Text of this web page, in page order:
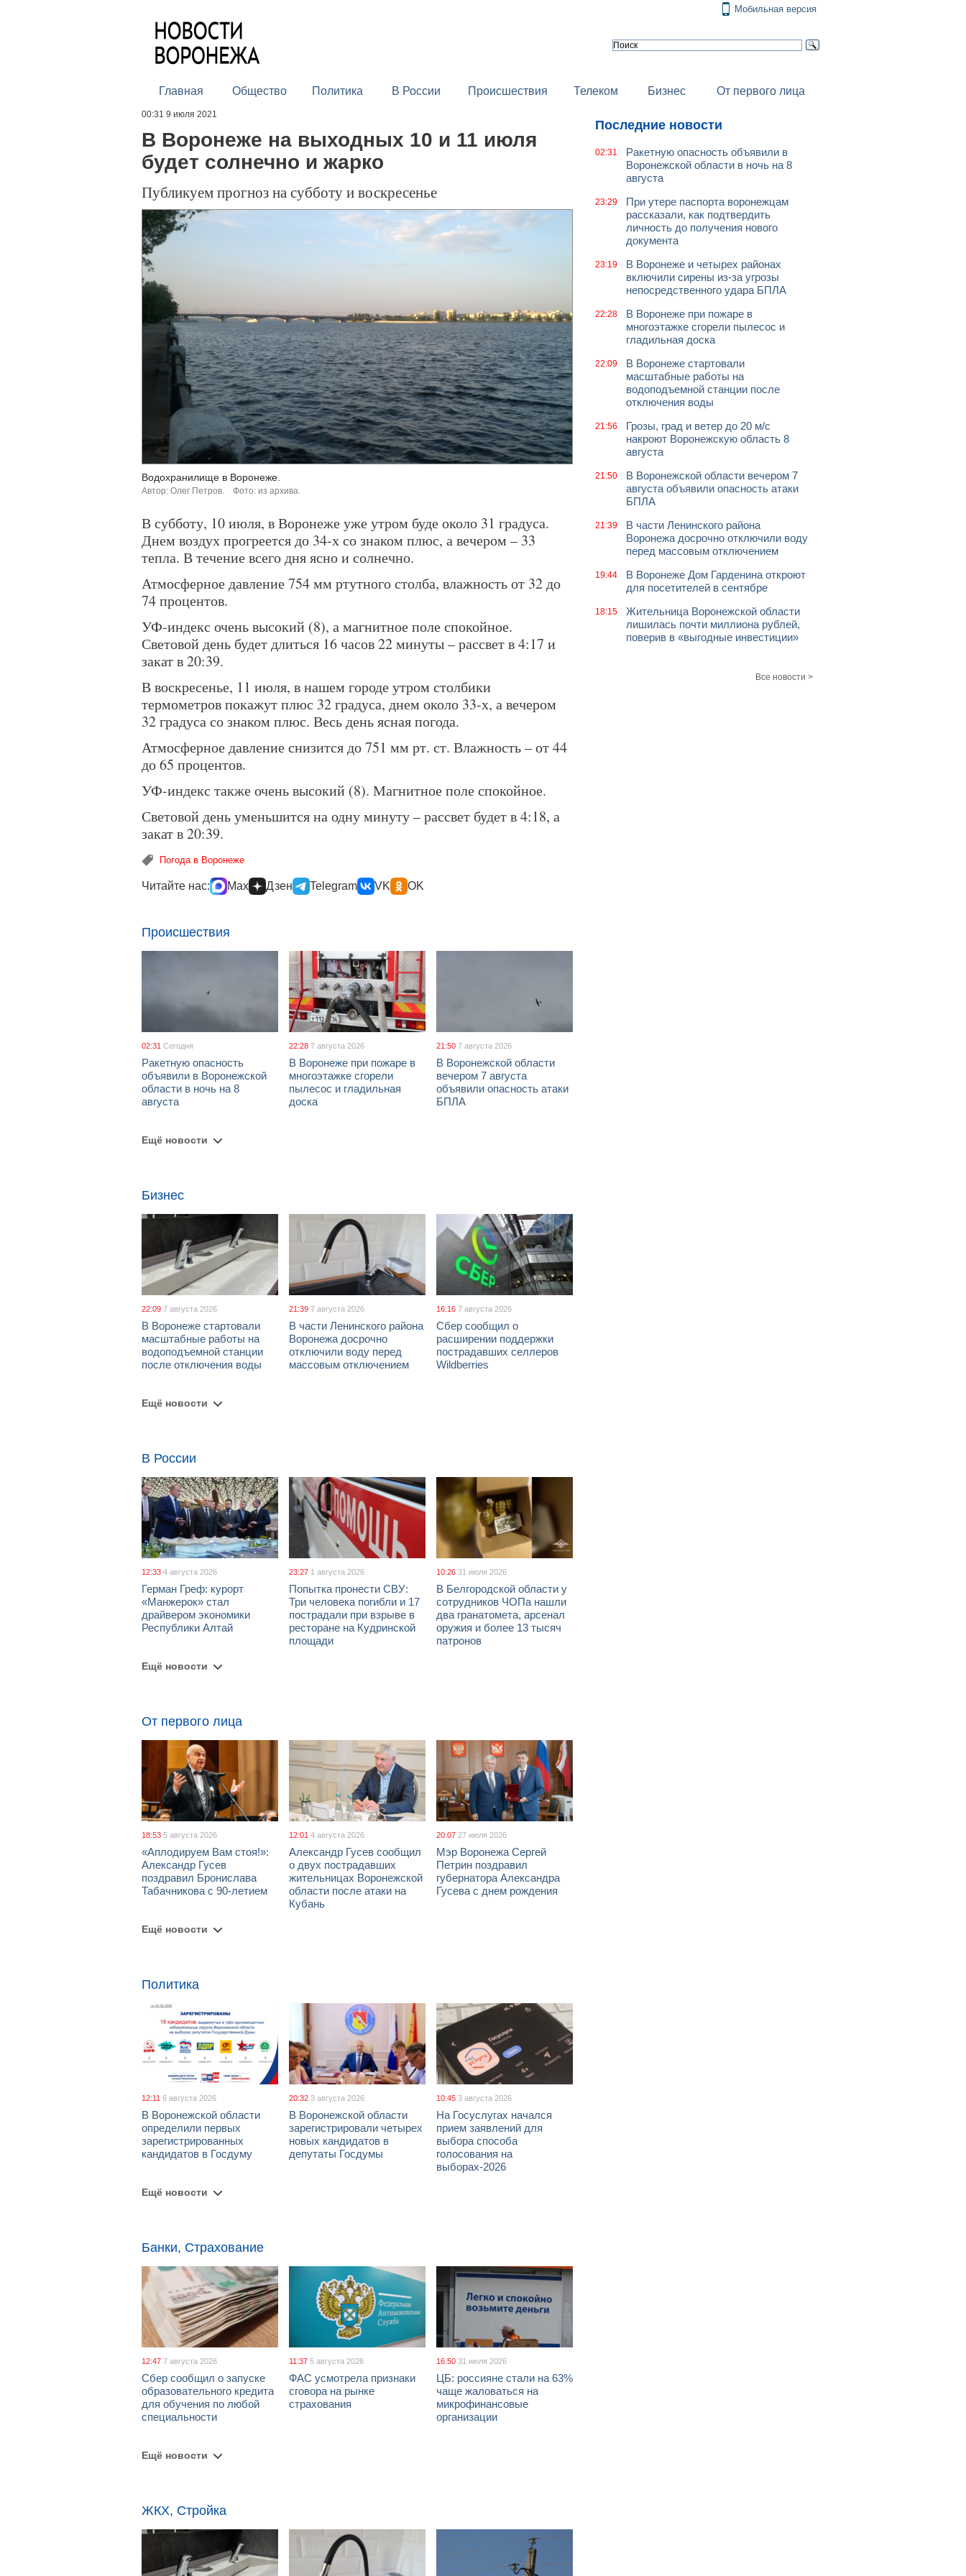
Мобильная версия
Главная Общество Политика В России Происшествия Телеком Бизнес От первого лица
00:31 9 июля 2021
В Воронеже на выходных 10 и 11 июля
будет солнечно и жарко
Публикуем прогноз на субботу и воскресенье
Водохранилище в Воронеже.
Автор: Олег Петров. Фото: из архива.
В субботу, 10 июля, в Воронеже уже утром буде около 31 градуса.
Днем воздух прогреется до 34-х со знаком плюс, а вечером – 33
тепла. В течение всего дня ясно и солнечно.
Атмосферное давление 754 мм ртутного столба, влажность от 32 до
74 процентов.
УФ-индекс очень высокий (8), а магнитное поле спокойное.
Световой день будет длиться 16 часов 22 минуты – рассвет в 4:17 и
закат в 20:39.
В воскресенье, 11 июля, в нашем городе утром столбики
термометров покажут плюс 32 градуса, днем около 33-х, а вечером
32 градуса со знаком плюс. Весь день ясная погода.
Атмосферное давление снизится до 751 мм рт. ст. Влажность – от 44
до 65 процентов.
УФ-индекс также очень высокий (8). Магнитное поле спокойное.
Световой день уменьшится на одну минуту – рассвет будет в 4:18, а
закат в 20:39.
Погода в Воронеже
Читайте нас: Max Дзен Telegram VK OK
Происшествия
02:31 Сегодня
Ракетную опасность
объявили в Воронежской
области в ночь на 8
августа
22:28 7 августа 2026
В Воронеже при пожаре в
многоэтажке сгорели
пылесос и гладильная
доска
21:50 7 августа 2026
В Воронежской области
вечером 7 августа
объявили опасность атаки
БПЛА
Ещё новости
Бизнес
22:09 7 августа 2026
В Воронеже стартовали
масштабные работы на
водоподъемной станции
после отключения воды
21:39 7 августа 2026
В части Ленинского района
Воронежа досрочно
отключили воду перед
массовым отключением
16:16 7 августа 2026
Сбер сообщил о
расширении поддержки
пострадавших селлеров
Wildberries
Ещё новости
В России
12:33 4 августа 2026
Герман Греф: курорт
«Манжерок» стал
драйвером экономики
Республики Алтай
23:27 1 августа 2026
Попытка пронести СВУ:
Три человека погибли и 17
пострадали при взрыве в
ресторане на Кудринской
площади
10:26 31 июля 2026
В Белгородской области у
сотрудников ЧОПа нашли
два гранатомета, арсенал
оружия и более 13 тысяч
патронов
Ещё новости
От первого лица
18:53 5 августа 2026
«Аплодируем Вам стоя!»:
Александр Гусев
поздравил Бронислава
Табачникова с 90-летием
12:01 4 августа 2026
Александр Гусев сообщил
о двух пострадавших
жительницах Воронежской
области после атаки на
Кубань
20:07 27 июля 2026
Мэр Воронежа Сергей
Петрин поздравил
губернатора Александра
Гусева с днем рождения
Ещё новости
Политика
12:11 6 августа 2026
В Воронежской области
определили первых
зарегистрированных
кандидатов в Госдуму
20:32 3 августа 2026
В Воронежской области
зарегистрировали четырех
новых кандидатов в
депутаты Госдумы
10:45 3 августа 2026
На Госуслугах начался
прием заявлений для
выбора способа
голосования на
выборах-2026
Ещё новости
Банки, Страхование
12:47 7 августа 2026
Сбер сообщил о запуске
образовательного кредита
для обучения по любой
специальности
11:37 5 августа 2026
ФАС усмотрела признаки
сговора на рынке
страхования
16:50 31 июля 2026
ЦБ: россияне стали на 63%
чаще жаловаться на
микрофинансовые
организации
Ещё новости
ЖКХ, Стройка
Последние новости
02:31
Ракетную опасность объявили в
Воронежской области в ночь на 8
августа
23:29
При утере паспорта воронежцам
рассказали, как подтвердить
личность до получения нового
документа
23:19
В Воронеже и четырех районах
включили сирены из-за угрозы
непосредственного удара БПЛА
22:28
В Воронеже при пожаре в
многоэтажке сгорели пылесос и
гладильная доска
22:09
В Воронеже стартовали
масштабные работы на
водоподъемной станции после
отключения воды
21:56
Грозы, град и ветер до 20 м/с
накроют Воронежскую область 8
августа
21:50
В Воронежской области вечером 7
августа объявили опасность атаки
БПЛА
21:39
В части Ленинского района
Воронежа досрочно отключили воду
перед массовым отключением
19:44
В Воронеже Дом Гарденина откроют
для посетителей в сентябре
18:15
Жительница Воронежской области
лишилась почти миллиона рублей,
поверив в «выгодные инвестиции»
Все новости >